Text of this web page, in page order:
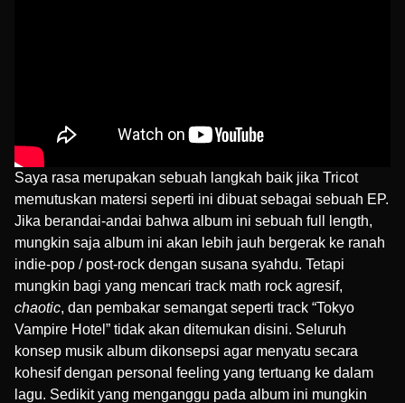
Saya rasa merupakan sebuah langkah baik jika Tricot
memutuskan matersi seperti ini dibuat sebagai sebuah EP.
Jika berandai-andai bahwa album ini sebuah full length,
mungkin saja album ini akan lebih jauh bergerak ke ranah
indie-pop / post-rock dengan susana syahdu. Tetapi
mungkin bagi yang mencari track math rock agresif,
chaotic, dan pembakar semangat seperti track “Tokyo
Vampire Hotel” tidak akan ditemukan disini. Seluruh
konsep musik album dikonsepsi agar menyatu secara
kohesif dengan personal feeling yang tertuang ke dalam
lagu. Sedikit yang menganggu pada album ini mungkin